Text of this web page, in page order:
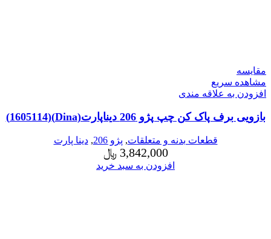
مقایسه
مشاهده سریع
افزودن به علاقه مندی
بازویی برف پاک کن چپ پژو 206 دیناپارت(Dina)(1605114)
قطعات بدنه و متعلقات, پژو 206 ,دینا پارت
3,842,000 ﷼
افزودن به سبد خرید